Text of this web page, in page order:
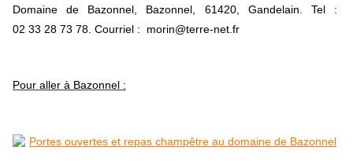
Domaine de Bazonnel, Bazonnel, 61420, Gandelain. Tel :
02 33 28 73 78. Courriel : morin@terre-net.fr
Pour aller à Bazonnel :